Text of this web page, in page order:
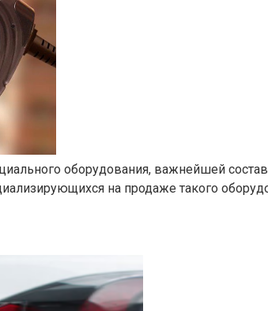
оборудования, важнейшей
на продаже такого